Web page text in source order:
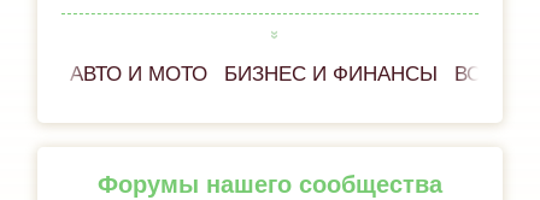
АВТО И МОТО БИЗНЕС И ФИНАНСЫ ВСЁ
Форумы нашего сообщества